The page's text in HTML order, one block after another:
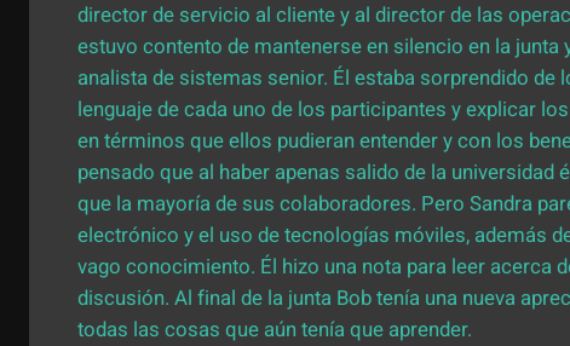
director de servicio al cliente y al director de las
estuvo contento de mantenerse en silencio en la junta
analista de sistemas senior. Él estaba sorprendido de
lenguaje de cada uno de los participantes y explicar
en términos que ellos pudieran entender y con los
pensado que al haber apenas salido de la
que la mayoría de sus colaboradores. Pero Sandra
electrónico y el uso de tecnologías móviles, además
vago conocimiento. Él hizo una nota para leer acerca
discusión. Al final de la junta Bob tenía una nueva
todas las cosas que aún tenía que aprender.